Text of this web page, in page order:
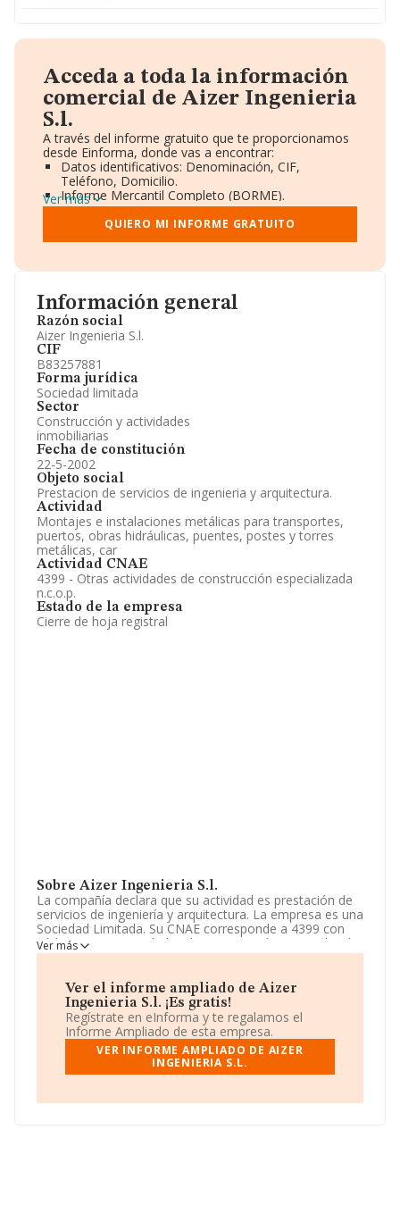
Información general
Razón social
Aizer Ingenieria S.l.
CIF
B83257881
Forma jurídica
Sociedad limitada
Sector
Construcción y actividades
inmobiliarias
Fecha de constitución
22-5-2002
Objeto social
Prestacion de servicios de ingenieria y arquitectura.
Actividad
Montajes e instalaciones metálicas para transportes,
puertos, obras hidráulicas, puentes, postes y torres
metálicas, car
Actividad CNAE
4399 - Otras actividades de construcción especializada
n.c.o.p.
Estado de la empresa
Cierre de hoja registral
Sobre Aizer Ingenieria S.l.
La compañía declara que su actividad es prestación de
servicios de ingeniería y arquitectura. La empresa es una
Sociedad Limitada. Su CNAE corresponde a 4399 con
código 'Otras actividades de construcción especializada
n.c.o.p.'. No realiza actividad de importación y/o
La sociedad española Aizer Ingeniería S.L
B83257881, está situada en Avenida Historiador Vicente
Ramos núm. 9, (03540), en el municipio de Alicante,
Comunidad Valenciana.
Con los datos a disposición de INFORMA sobre 41.135
ámbito nacional alcanza los 15.864 millones de euros y
Ver más
Ver el informe ampliado de Aizer
Ingenieria S.l. ¡Es gratis!
Regístrate en eInforma y te regalamos el
Informe Ampliado de esta empresa.
VER INFORME AMPLIADO DE AIZER
INGENIERIA S.L.
Acceda a toda la información
comercial de Aizer Ingenieria
S.l.
A través del informe gratuito que te proporcionamos
desde Einforma, donde vas a encontrar:
Datos identificativos: Denominación, CIF,
Teléfono, Domicilio.
Informe Mercantil Completo (BORME).
Gráficos de Evolución Ventas y Empleados.
Consejo de Administración y Administradores.
Directivos y Ejecutivos.
Información oficial y registral complementaria.
Ver más
QUIERO MI INFORME GRATUITO